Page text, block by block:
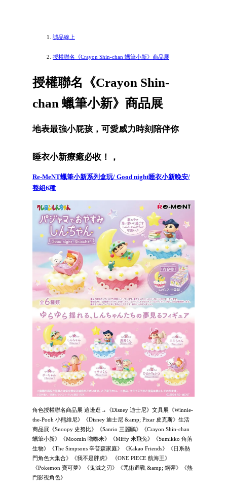
誠品線上
授權聯名《Crayon Shin-chan 蠟筆小新》商品展
授權聯名《Crayon Shin-
chan 蠟筆小新》商品展
地表最強小屁孩，可愛威力時刻陪伴你
睡衣小新療癒必收！，
Re-MeNT蠟筆小新系列盒玩/ Good night睡衣小新晚安/
整組6種
角色授權聯名商品展 這邊逛→《Disney 迪士尼》文具展《Winnie-
the-Pooh 小熊維尼》《Disney 迪士尼 &amp; Pixar 皮克斯》生活
商品展《Snoopy 史努比》《Sanrio 三麗鷗》《Crayon Shin-chan
蠟筆小新》《Moomin 嚕嚕米》《Miffy 米飛兔》《Sumikko 角落
生物》《The Simpsons 辛普森家庭》《Kakao Friends》《日系熱
門角色大集合》《我不是胖虎》 《ONE PIECE 航海王》
《Pokemon 寶可夢》《鬼滅之刃》《咒術迴戰 &amp; 鋼彈》《熱
門影視角色》